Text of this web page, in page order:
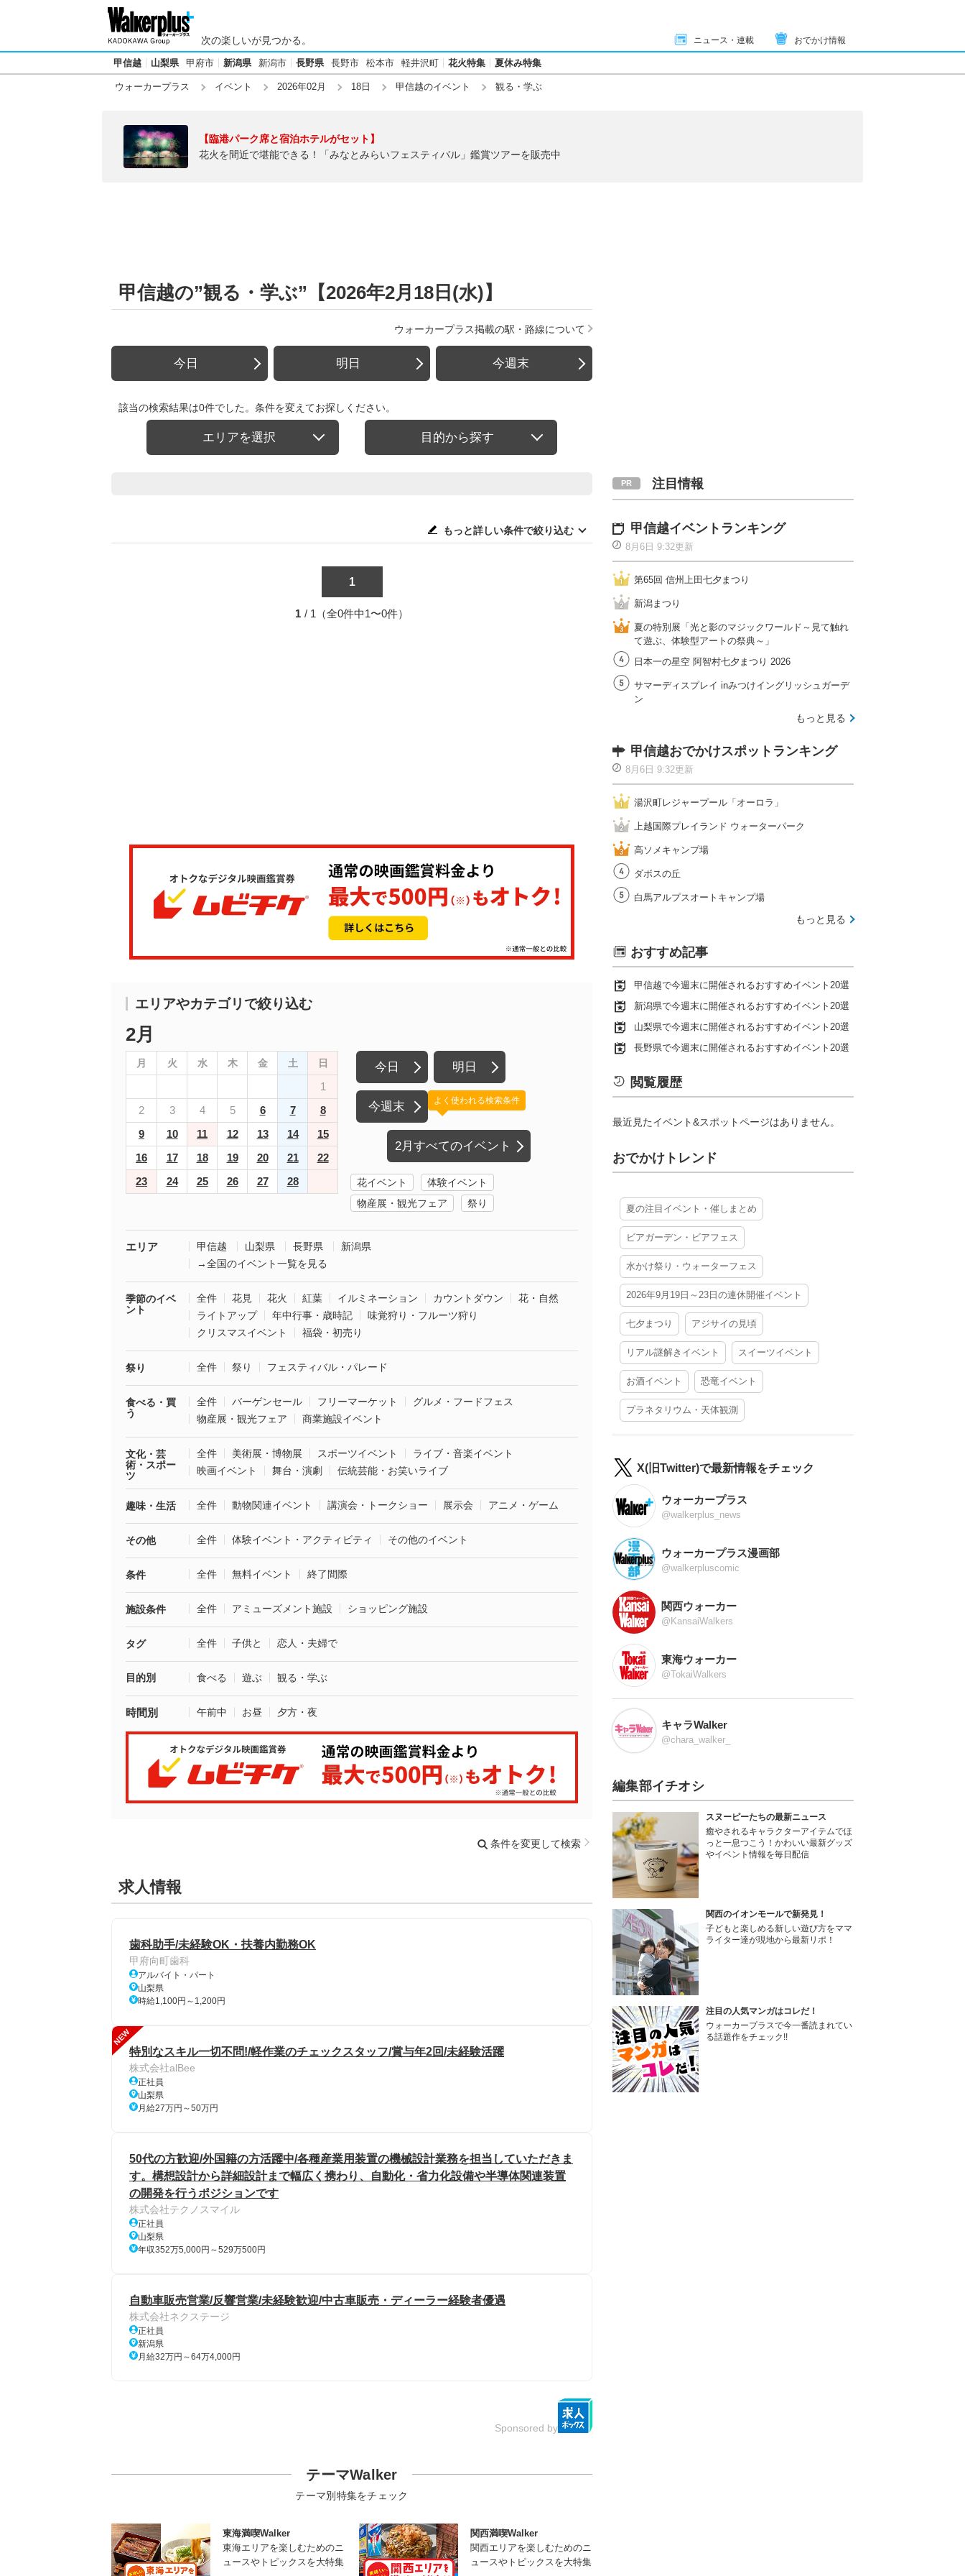
次の楽しいが見つかる。 ニュース・連載 おでかけ情報
甲信越 山梨県 甲府市 新潟県 新潟市 長野県 長野市 松本市 軽井沢町 花火特集 夏休み特集
ウォーカープラス イベント 2026年02月 18日 甲信越のイベント 観る・学ぶ
【臨港パーク席と宿泊ホテルがセット】
花火を間近で堪能できる！「みなとみらいフェスティバル」鑑賞ツアーを販売中
甲信越の”観る・学ぶ”【2026年2月18日(水)】
ウォーカープラス掲載の駅・路線について
今日 明日 今週末
該当の検索結果は0件でした。条件を変えてお探しください。
エリアを選択 目的から探す
もっと詳しい条件で絞り込む
1
1 / 1（全0件中1〜0件）
エリアやカテゴリで絞り込む
2月
月 火 水 木 金 土 日
1
2
3 4 5 6 7
8
9
10 11 12 13 14
15
16
17 18 19 20 21
22
23
24 25 26 27 28
今日 明日
今週末
2月すべてのイベント
よく使われる検索条件
花イベント
体験イベント
物産展・観光フェア
祭り
エリア 甲信越 山梨県 長野県
新潟県
→全国のイベント一覧を見る
季節のイベ
ント
全件 花見 花火 紅葉 イルミネーション カウントダウン
花・自然
ライトアップ
年中行事・歳時記
味覚狩り・フルーツ狩り
クリスマスイベント
福袋・初売り
祭り 全件 祭り フェスティバル・パレード
食べる・買
う
全件 バーゲンセール フリーマーケット
グルメ・フードフェス
物産展・観光フェア
商業施設イベント
文化・芸
術・スポー
ツ
全件 美術展・博物展 スポーツイベント
ライブ・音楽イベント
映画イベント
舞台・演劇 伝統芸能・お笑いライブ
趣味・生活 全件 動物関連イベント 講演会・トークショー 展示会 アニメ・ゲーム
その他 全件 体験イベント・アクティビティ その他のイベント
条件 全件 無料イベント 終了間際
施設条件 全件 アミューズメント施設 ショッピング施設
タグ 全件 子供と 恋人・夫婦で
目的別 食べる 遊ぶ 観る・学ぶ
時間別 午前中 お昼 夕方・夜
条件を変更して検索
求人情報
歯科助手/未経験OK・扶養内勤務OK
甲府向町歯科
アルバイト・パート
山梨県
時給1,100円～1,200円
NEW
特別なスキル一切不問!/軽作業のチェックスタッフ/賞与年2回/未経験活躍
株式会社alBee
正社員
山梨県
月給27万円～50万円
50代の方歓迎/外国籍の方活躍中/各種産業用装置の機械設計業務を担当していただきま
す。構想設計から詳細設計まで幅広く携わり、自動化・省力化設備や半導体関連装置
の開発を行うポジションです
株式会社テクノスマイル
正社員
山梨県
年収352万5,000円～529万500円
自動車販売営業/反響営業/未経験歓迎/中古車販売・ディーラー経験者優遇
株式会社ネクステージ
正社員
新潟県
月給32万円～64万4,000円
Sponsored by
テーマWalker
テーマ別特集をチェック
東海満喫Walker
東海エリアを楽しむためのニ
ュースやトピックスを大特集
関西満喫Walker
関西エリアを楽しむためのニ
ュースやトピックスを大特集
注目情報
甲信越イベントランキング
8月6日 9:32更新
第65回 信州上田七夕まつり
新潟まつり
夏の特別展「光と影のマジックワールド～見て触れ
て遊ぶ、体験型アートの祭典～」
日本一の星空 阿智村七夕まつり 2026
サマーディスプレイ inみつけイングリッシュガーデ
ン
もっと見る
甲信越おでかけスポットランキング
8月6日 9:32更新
湯沢町レジャープール「オーロラ」
上越国際プレイランド ウォーターパーク
高ソメキャンプ場
ダボスの丘
白馬アルプスオートキャンプ場
もっと見る
おすすめ記事
甲信越で今週末に開催されるおすすめイベント20選
新潟県で今週末に開催されるおすすめイベント20選
山梨県で今週末に開催されるおすすめイベント20選
長野県で今週末に開催されるおすすめイベント20選
閲覧履歴
最近見たイベント&スポットページはありません。
おでかけトレンド
夏の注目イベント・催しまとめ
ビアガーデン・ビアフェス
水かけ祭り・ウォーターフェス
2026年9月19日～23日の連休開催イベント
七夕まつり アジサイの見頃
リアル謎解きイベント スイーツイベント
お酒イベント 恐竜イベント
プラネタリウム・天体観測
X(旧Twitter)で最新情報をチェック
ウォーカープラス
@walkerplus_news
ウォーカープラス漫画部
@walkerpluscomic
関西ウォーカー
@KansaiWalkers
東海ウォーカー
@TokaiWalkers
キャラWalker
@chara_walker_
編集部イチオシ
スヌーピーたちの最新ニュース
癒やされるキャラクターアイテムでほ
っと一息つこう！かわいい最新グッズ
やイベント情報を毎日配信
関西のイオンモールで新発見！
子どもと楽しめる新しい遊び方をママ
ライター達が現地から最新リポ！
注目の人気マンガはコレだ！
ウォーカープラスで今一番読まれてい
る話題作をチェック!!